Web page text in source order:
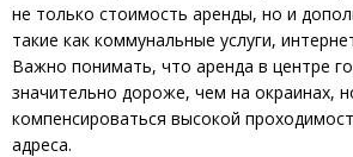
не только стоимость аренды, но и
такие как коммунальные услуги,
Важно понимать, что аренда в центре
значительно дороже, чем на окраинах,
компенсироваться высокой
адреса.